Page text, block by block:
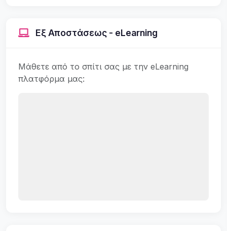
Εξ Αποστάσεως - eLearning
Μάθετε από το σπίτι σας με την eLearning
πλατφόρμα μας: